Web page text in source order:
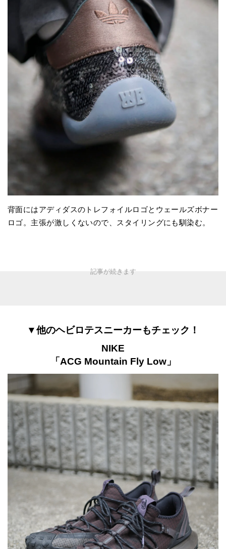
背面にはアディダスのトレフォイルロゴとウェールズボナー
ロゴ。主張が激しくないので、スタイリングにも馴染む。
▼他のヘビロテスニーカーもチェック！
NIKE
「ACG Mountain Fly Low」